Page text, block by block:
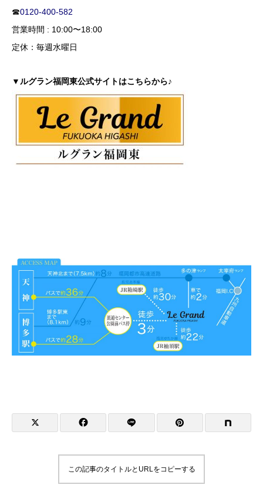
☎0120-400-582
営業時間 : 10:00〜18:00
定休：毎週水曜日
▼ルグラン福岡東公式サイトはこちらから♪
この記事のタイトルとURLをコピーする